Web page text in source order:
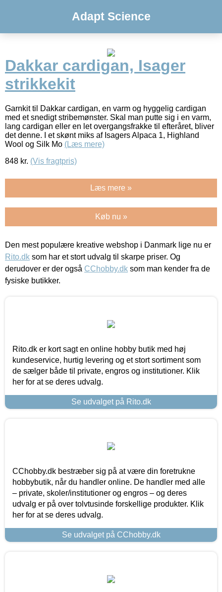
Adapt Science
Dakkar cardigan, Isager
strikkekit
Garnkit til Dakkar cardigan, en varm og hyggelig cardigan
med et snedigt stribemønster. Skal man putte sig i en varm,
lang cardigan eller en let overgangsfrakke til efteråret, bliver
det denne. I et skønt miks af Isagers Alpaca 1, Highland
Wool og Silk Mo (Læs mere)
848 kr. (Vis fragtpris)
Læs mere »
Køb nu »
Den mest populære kreative webshop i Danmark lige nu er
Rito.dk som har et stort udvalg til skarpe priser. Og
derudover er der også CChobby.dk som man kender fra de
fysiske butikker.
Rito.dk er kort sagt en online hobby butik med høj
kundeservice, hurtig levering og et stort sortiment som
de sælger både til private, engros og institutioner. Klik
her for at se deres udvalg.
Se udvalget på Rito.dk
CChobby.dk bestræber sig på at være din foretrukne
hobbybutik, når du handler online. De handler med alle
– private, skoler/institutioner og engros – og deres
udvalg er på over tolvtusinde forskellige produkter. Klik
her for at se deres udvalg.
Se udvalget på CChobby.dk